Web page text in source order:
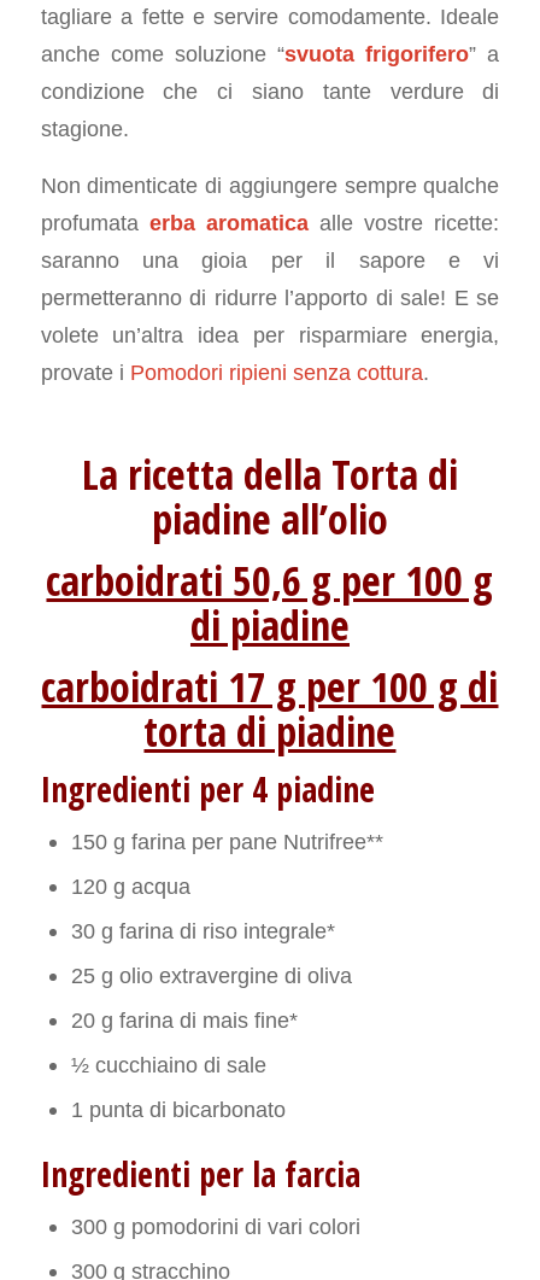
tagliare a fette e servire comodamente. Ideale
anche come soluzione “svuota frigorifero” a
condizione che ci siano tante verdure di
stagione.
Non dimenticate di aggiungere sempre qualche
profumata erba aromaticaalle vostre ricette:
saranno una gioia per il sapore e vi
permetteranno di ridurre l’apporto di sale! E se
volete un’altra idea per risparmiare energia,
provate i Pomodori ripieni senza cottura.
La ricetta della Torta di
piadine all’olio
carboidrati 50,6 g per 100 g
di piadine
carboidrati 17 g per 100 g di
torta di piadine
Ingredienti per 4 piadine
150 g farina per pane Nutrifree**
120 g acqua
30 g farina di riso integrale*
25 g olio extravergine di oliva
20 g farina di mais fine*
½ cucchiaino di sale
1 punta di bicarbonato
Ingredienti per la farcia
300 g pomodorini di vari colori
300 g stracchino